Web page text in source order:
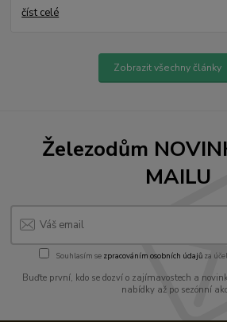
číst celé
Zobrazit všechny články
Železodům
MAILU
Souhlasím se zpracováním osobních údajůza
Buďte první, kdo se dozví o zajímavostech a
nabídky až po sezónní